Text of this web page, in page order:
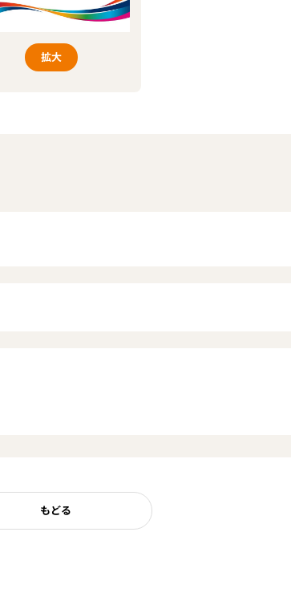
拡大
もどる